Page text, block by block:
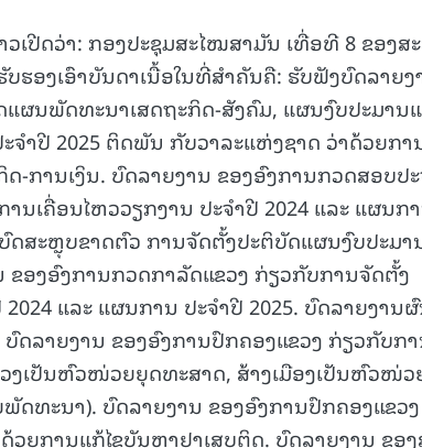
ເປີດວ່າ: ກອງປະຊຸມສະໄໝສາມັນ ເທື່ອທີ 8 ຂອງສ
ຮອງເອົາບັນດາເນື້ອໃນທີ່ສໍາຄັນຄື: ຮັບຟັງບົດລາຍງ
ຜນພັດທະນາເສດຖະກິດ-ສັງຄົມ, ແຜນງົບປະມານ
ຈໍາປີ 2025 ຕິດພັນ ກັບວາລະແຫ່ງຊາດ ວ່າດ້ວຍກາ
-ການເງິນ. ບົດລາຍງານ ຂອງອົງການກວດສອບປະ
ເຄື່ອນໄຫວວຽກງານ ປະຈຳປີ 2024 ແລະ ແຜນກ
ດສະຫຼຸບຂາດຕົວ ການຈັດຕັ້ງປະຕິບັດແຜນງົບປະມາ
ຂອງອົງການກວດກາລັດແຂວງ ກ່ຽວກັບການຈັດຕັ້ງ
ແລະ ແຜນການ ປະຈຳປີ 2025. ບົດລາຍງານ
ດລາຍງານ ຂອງອົງການປົກຄອງແຂວງ ກ່ຽວກັບກ
ງເປັນຫົວໜ່ວຍຍຸດທະສາດ, ສ້າງເມືອງເປັນຫົວໜ່ວ
ດທະນາ). ບົດລາຍງານ ຂອງອົງການປົກຄອງແຂວງ
ຍການແກ້ໄຂບັນຫາຢາເສບຕິດ. ບົດລາຍງານ ຂອ
15.039(06-08-